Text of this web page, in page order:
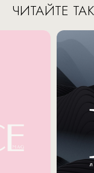
ЧИТАЙТЕ